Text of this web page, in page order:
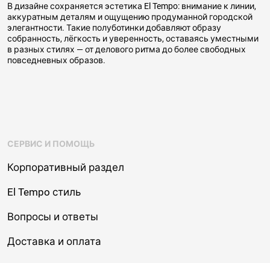
В дизайне сохраняется эстетика El Tempo: внимание к линии,
аккуратным деталям и ощущению продуманной городской
элегантности. Такие полуботинки добавляют образу
собранность, лёгкость и уверенность, оставаясь уместными
в разных стилях — от делового ритма до более свободных
повседневных образов.
СЕРВИС И ПОМОЩЬ
Корпоративный раздел
El Tempo стиль
Вопросы и ответы
Доставка и оплата